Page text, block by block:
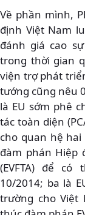
Về phần mình,
định Việt Nam
đánh giá cao
trong thời gian
viện trợ phát
tướng cũng nêu
là EU sớm phê
tác toàn diện
cho quan hệ
đàm phán Hiệp
(EVFTA) để
10/2014; ba là
trường cho Việt